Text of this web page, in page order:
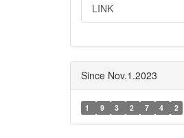
LINK
Since Nov.1.2023
1 9 3 2 7 4 2